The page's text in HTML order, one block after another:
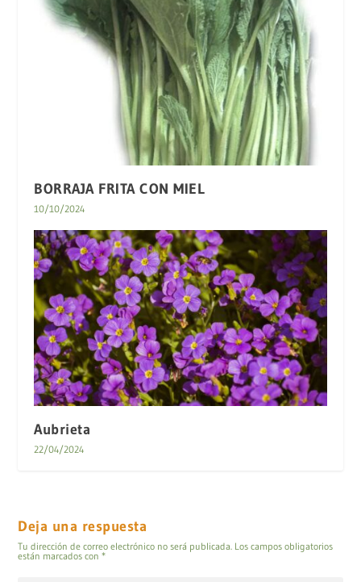
BORRAJA FRITA CON MIEL
10/10/2024
Aubrieta
22/04/2024
Deja una respuesta
Tu dirección de correo electrónico no será publicada. Los campos obligatorios
están marcados con*